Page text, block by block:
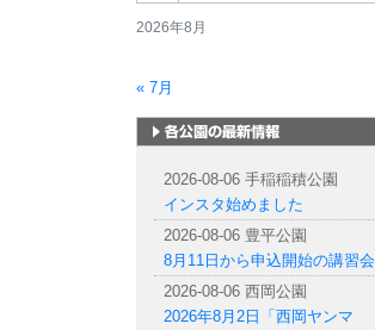
2026年8月
« 7月
2026-08-06 手稲稲積公園
インスタ始めました
2026-08-06 豊平公園
8月11日から申込開始の講習会
2026-08-06 西岡公園
2026年8月2日「西岡ヤンマ